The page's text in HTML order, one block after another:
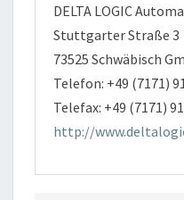
DELTA LOGIC
Stuttgarter Straße 3
73525 Schwäbisch
Telefon: +49 (7171)
Telefax: +49 (7171)
http://